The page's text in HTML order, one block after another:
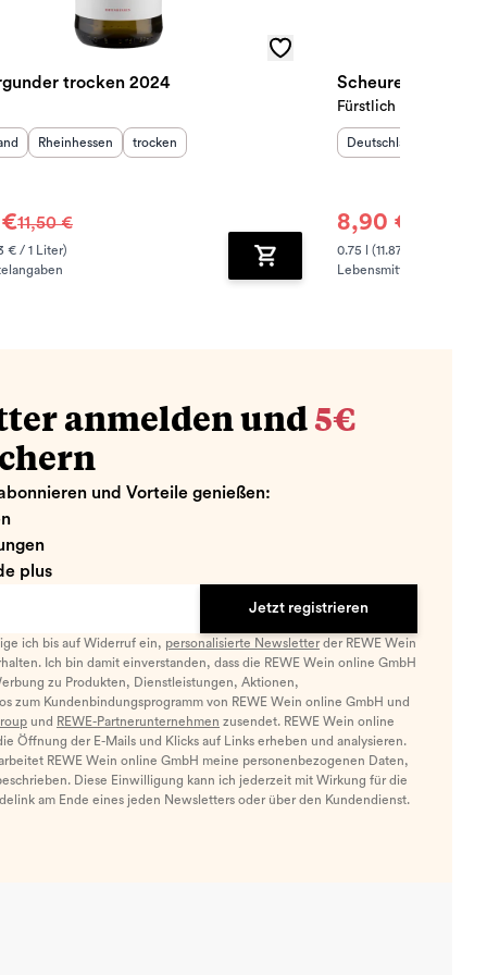
trocken 2024
Herkunftsregion :
Rheinhessen Geschmack
trocken
11,50 €
€ / 1 Liter)
Zum Warenkorb hinzufügen
Scheurebe
Fürstlich
Herkunftsland
Deutschland
8,90 €
0.75 l (11.87 € / 1 Liter)
Lebensmittelangaben
anmelden und 5€
und Vorteile genießen:
plus
Jetzt registrieren
ich bis auf Widerruf ein, personalisierte Newsletterder REWE Wein
Ich bin damit einverstanden, dass die REWE Wein online GmbH
zu Produkten, Dienstleistungen, Aktionen,
zum Kundenbindungsprogramm von REWE Wein online GmbH und
und REWE-Partnerunternehmen zusendet. REWE Wein online
Öffnung der E-Mails und Klicks auf Links erheben und analysieren.
REWE Wein online GmbH meine personenbezogenen Daten,
Diese Einwilligung kann ich jederzeit mit Wirkung für die
am Ende eines jeden Newsletters oder über den Kundendienst.